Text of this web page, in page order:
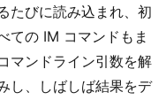
たびに読み込まれ、初
ての IM コマンドもま
マンドライン引数を解
し、しばしば結果をデ